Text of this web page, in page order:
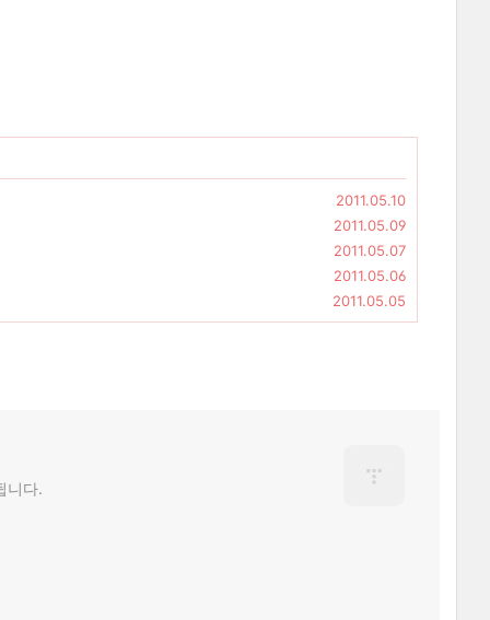
2011.05.10
2011.05.09
2011.05.07
2011.05.06
2011.05.05
니다.